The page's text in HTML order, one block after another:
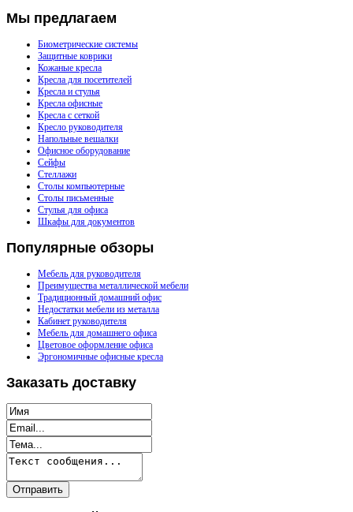
Мы предлагаем
Биометрические системы
Защитные коврики
Кожаные кресла
Кресла для посетителей
Кресла и стулья
Кресла офисные
Кресла с сеткой
Кресло руководителя
Напольные вешалки
Офисное оборудование
Сейфы
Стеллажи
Столы компьютерные
Столы письменные
Стулья для офиса
Шкафы для документов
Популярные обзоры
Мебель для руководителя
Преимущества металлической мебели
Традиционный домашний офис
Недостатки мебели из металла
Кабинет руководителя
Мебель для домашнего офиса
Цветовое оформление офиса
Эргономичные офисные кресла
Заказать доставку